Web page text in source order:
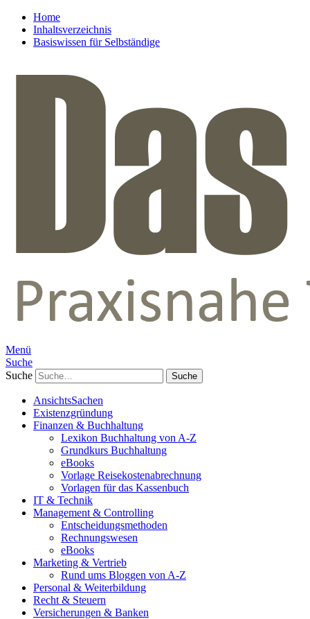
Home
Inhaltsverzeichnis
Basiswissen für Selbständige
Menü
Suche
Suche
AnsichtsSachen
Existenzgründung
Finanzen & Buchhaltung
Lexikon Buchhaltung von A-Z
Grundkurs Buchhaltung
eBooks
Vorlage Reisekostenabrechnung
Vorlagen für das Kassenbuch
IT & Technik
Management & Controlling
Entscheidungsmethoden
Rechnungswesen
eBooks
Marketing & Vertrieb
Rund ums Bloggen von A-Z
Personal & Weiterbildung
Recht & Steuern
Versicherungen & Banken